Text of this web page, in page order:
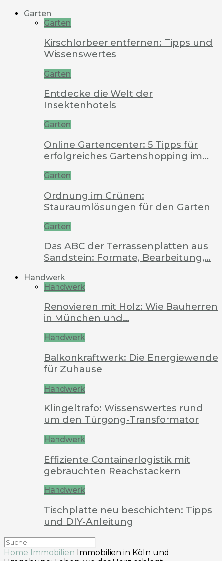
Garten
Garten
Kirschlorbeer entfernen: Tipps und
Wissenswertes
Garten
Entdecke die Welt der
Insektenhotels
Garten
Online Gartencenter: 5 Tipps für
erfolgreiches Gartenshopping im…
Garten
Ordnung im Grünen:
Stauraumlösungen für den Garten
Garten
Das ABC der Terrassenplatten aus
Sandstein: Formate, Bearbeitung,…
Handwerk
Handwerk
Renovieren mit Holz: Wie Bauherren
in München und…
Handwerk
Balkonkraftwerk: Die Energiewende
für Zuhause
Handwerk
Klingeltrafo: Wissenswertes rund
um den Türgong-Transformator
Handwerk
Effiziente Containerlogistik mit
gebrauchten Reachstackern
Handwerk
Tischplatte neu beschichten: Tipps
und DIY-Anleitung
Home Immobilien Immobilien in Köln und